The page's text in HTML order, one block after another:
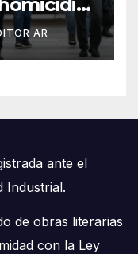
AR
ante el
Industrial.
de obras literarias
con la Ley